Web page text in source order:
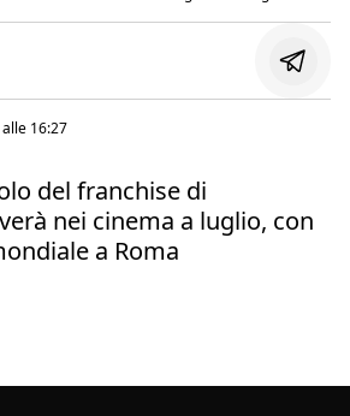
alle 16:27
del franchise di
nei cinema a luglio, con
a Roma